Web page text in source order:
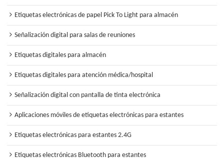
Etiquetas electrónicas de papel Pick To Light para almacén
Señalización digital para salas de reuniones
Etiquetas digitales para almacén
Etiquetas digitales para atención médica/hospital
Señalización digital con pantalla de tinta electrónica
Aplicaciones móviles de etiquetas electrónicas para estantes
Etiquetas electrónicas para estantes 2.4G
Etiquetas electrónicas Bluetooth para estantes